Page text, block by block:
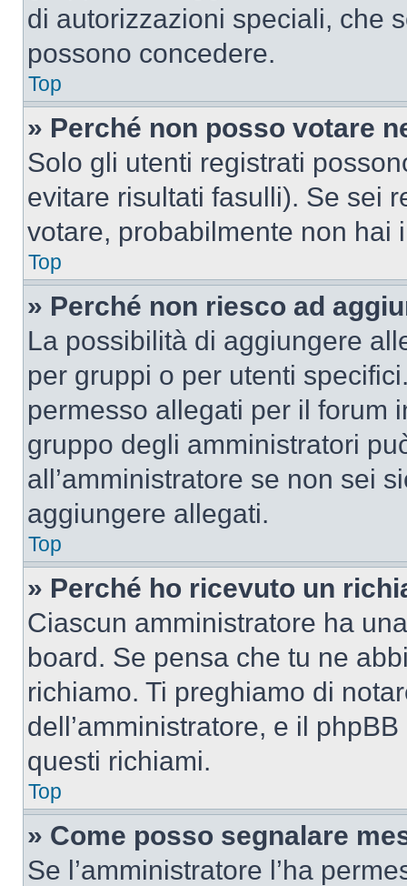
di autorizzazioni speciali, che
possono concedere.
Top
» Perché non posso votare
Solo gli utenti registrati
evitare risultati fasulli). Se sei
votare, probabilmente non hai
Top
» Perché non riesco ad
La possibilità di aggiungere
per gruppi o per utenti
permesso allegati per il forum
gruppo degli amministratori
all’amministratore se non sei
aggiungere allegati.
Top
» Perché ho ricevuto un
Ciascun amministratore ha
board. Se pensa che tu ne
richiamo. Ti preghiamo di
dell’amministratore, e il
questi richiami.
Top
» Come posso segnalare
Se l’amministratore l’ha